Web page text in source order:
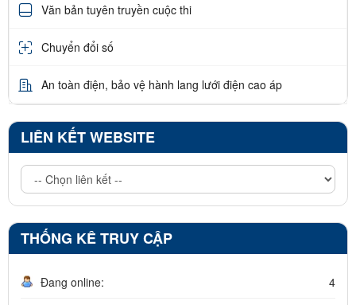
Văn bản tuyên truyền cuộc thi
Chuyển đổi số
An toàn điện, bảo vệ hành lang lưới điện cao áp
LIÊN KẾT WEBSITE
THỐNG KÊ TRUY CẬP
Đang online: 4